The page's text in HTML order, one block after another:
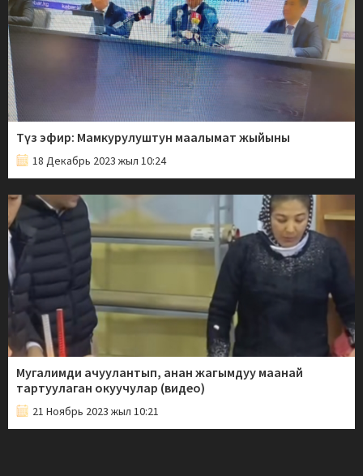
Түз эфир: Мамкурулуштун маалымат жыйыны
18 Декабрь 2023 жыл 10:24
Мугалимди ачуулантып, анан жагымдуу маанай
тартуулаган окуучулар (видео)
21 Ноябрь 2023 жыл 10:21